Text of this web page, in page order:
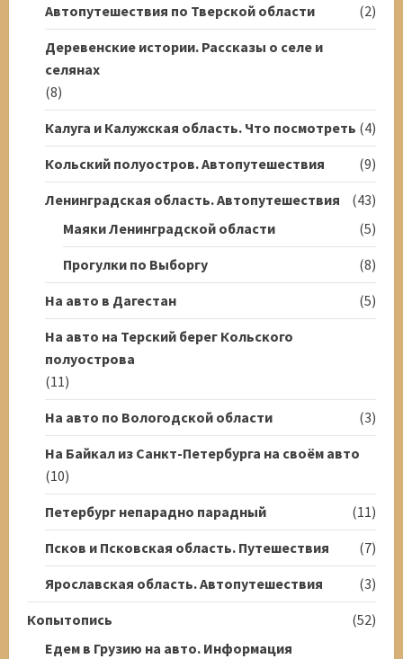
Автопутешествия по Тверской области
(2)
Деревенские истории. Рассказы о селе и
селянах
(8)
Калуга и Калужская область. Что посмотреть (4)
Кольский полуостров. Автопутешествия
(9)
Ленинградская область. Автопутешествия
(43)
Маяки Ленинградской области
(5)
Прогулки по Выборгу
(8)
На авто в Дагестан
(5)
На авто на Терский берег Кольского
полуострова
(11)
На авто по Вологодской области
(3)
На Байкал из Санкт-Петербурга на своём авто
(10)
Петербург непарадно парадный
(11)
Псков и Псковская область. Путешествия
(7)
Ярославская область. Автопутешествия
(3)
Копытопись
(52)
Едем в Грузию на авто. Информация